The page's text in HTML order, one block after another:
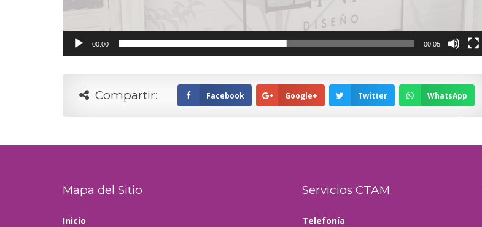
00:00 00:05
Compartir: Facebook Google+ Twitter WhatsApp
Mapa del Sitio
Inicio
Servicios CTAM
Telefonía